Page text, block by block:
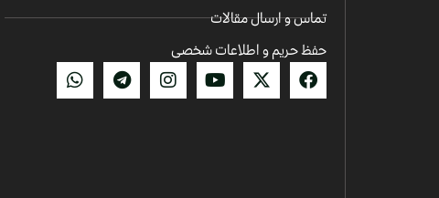
تماس و ارسال مقالات
حفظ حریم و اطلاعات شخصی